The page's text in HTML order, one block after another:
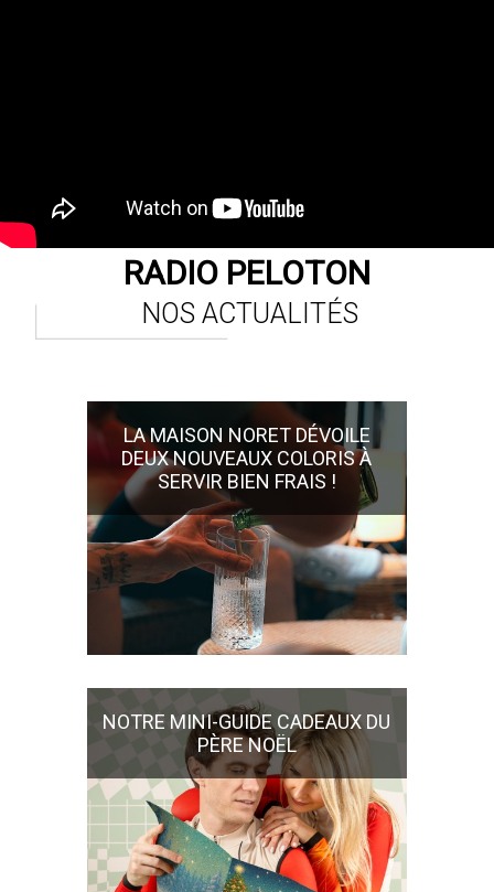
RADIO PELOTON
NOS ACTUALITÉS
LA MAISON NORET DÉVOILE
DEUX NOUVEAUX COLORIS À
SERVIR BIEN FRAIS !
NOTRE MINI-GUIDE CADEAUX DU
PÈRE NOËL